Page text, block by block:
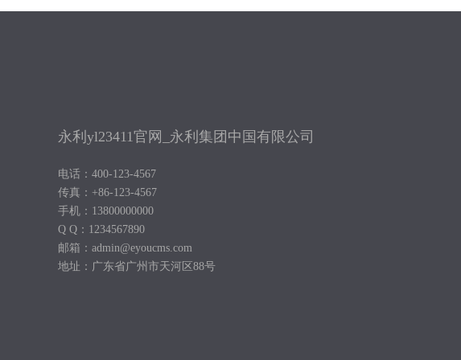
永利yl23411官网_永利集团中国有限公司
电话：400-123-4567
传真：+86-123-4567
手机：13800000000
Q Q：1234567890
邮箱：admin@eyoucms.com
地址：广东省广州市天河区88号